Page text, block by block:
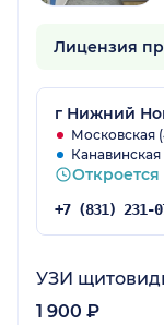
Лицензия
г Нижний
Московская
Канавинская
Откроется
УЗИ
1 900 ₽